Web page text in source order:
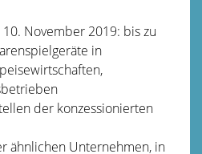
November 2019: bis zu
in
der konzessionierten
ähnlichen Unternehmen, in